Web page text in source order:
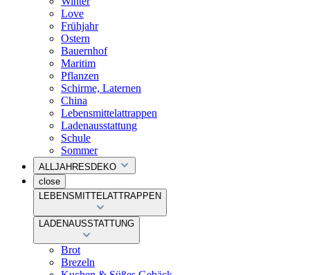
Love
Frühjahr
Ostern
Bauernhof
Maritim
Pflanzen
Schirme, Laternen
China
Lebensmittelattrappen
Ladenausstattung
Schule
Sommer
ALLJAHRESDEKO
close
LEBENSMITTELATTRAPPEN
LADENAUSSTATTUNG
Brot
Brezeln